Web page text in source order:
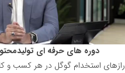
دوره های حرفه ای
رازهای استخدام گوگل در هر كسب و